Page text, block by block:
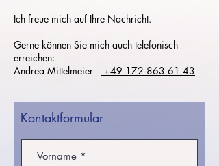
Ich freue mich auf Ihre Nachricht.
Gerne können Sie mich auch telefonisch
erreichen:
Andrea Mittelmeier
+49 172 863 61 43
Kontaktformular